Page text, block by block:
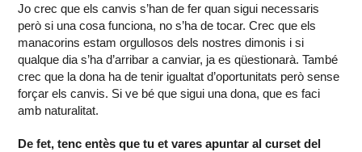
Jo crec que els canvis s’han de fer quan sigui necessaris
però si una cosa funciona, no s’ha de tocar. Crec que els
manacorins estam orgullosos dels nostres dimonis i si
qualque dia s’ha d’arribar a canviar, ja es qüestionarà. També
crec que la dona ha de tenir igualtat d’oportunitats però sense
forçar els canvis. Si ve bé que sigui una dona, que es faci
amb naturalitat.
De fet, tenc entès que tu et vares apuntar al curset del